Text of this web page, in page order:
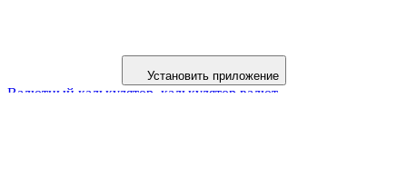
Установить приложение
Валютный калькулятор, калькулятор валют